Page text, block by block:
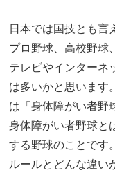
日本では国技とも言
プロ野球、高校野球
テレビやインターネ
は多いかと思います
は「身体障がい者野
身体障がい者野球と
する野球のことです
ルールとどんな違い